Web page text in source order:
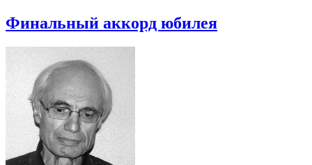
Финальный аккорд юбилея